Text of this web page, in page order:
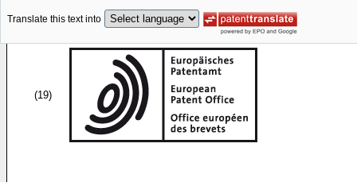
Translate this text into
(19)